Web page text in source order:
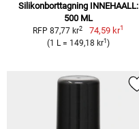
Silikonborttagning INNEHAALL:
500 ML
RFP 87,77 kr2 74,59 kr1
(1 L = 149,18 kr1 )